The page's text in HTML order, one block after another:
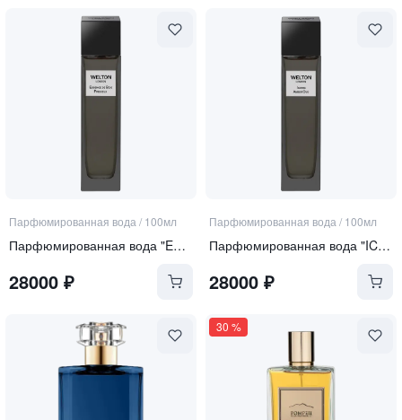
Парфюмированная вода / 100мл
Парфюмированная вода "ESSENCE DE BOIS PRÉCIEUX"
28000 ₽
Парфюмированная вода / 100мл
Парфюмированная вода "ICONIC AMBER OUD"
28000₽
30 %